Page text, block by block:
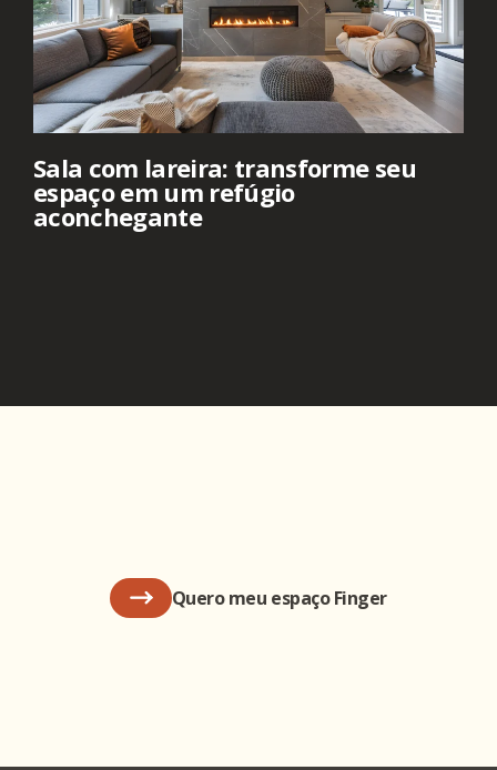
Sala com lareira: transforme seu
espaço em um refúgio
aconchegante
Quero meu espaço Finger